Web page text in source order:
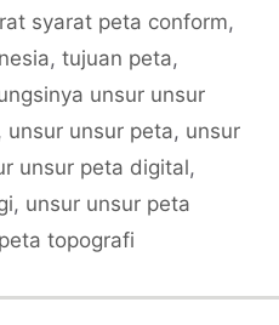
syarat peta conform,
, tujuan peta,
unsur unsur
unsur unsur peta, unsur
unsur peta digital,
, unsur unsur peta
topografi